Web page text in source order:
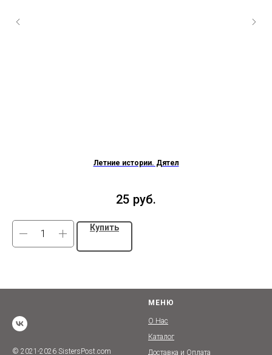
Летние истории. Дятел
25 руб.
Купить
© 2021-2026 SistersPost.com
МЕНЮ
О Нас
Каталог
Доставка и Оплата